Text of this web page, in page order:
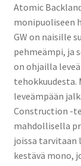
Atomic
monipuoliseen
GW on naisille
pehmeämpi, ja
on ohjailla
tehokkuudesta.
leveämpään
Construction -
mahdollisella
joissa tarvitaan
kestävä mono,